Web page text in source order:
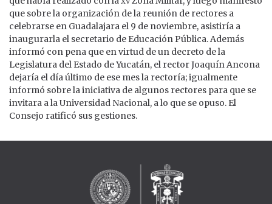
que sobre la organización de la reunión de rectores a
celebrarse en Guadalajara el 9 de noviembre, asistiría a
inaugurarla el secretario de Educación Pública. Además
informó con pena que en virtud de un decreto de la
Legislatura del Estado de Yucatán, el rector Joaquín Ancona
dejaría el día último de ese mes la rectoría; igualmente
informó sobre la iniciativa de algunos rectores para que se
invitara a la Universidad Nacional, a lo que se opuso. El
Consejo ratificó sus gestiones.